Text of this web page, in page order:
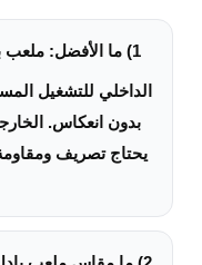
1) ما الأفضل: ملعب بادل خارجي أم ملعب بادل داخلي؟
الداخلي للتشغيل
بدون انعكاس.